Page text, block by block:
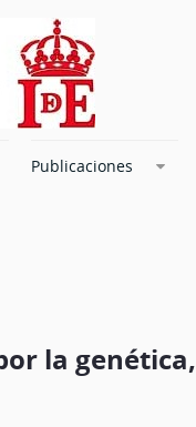
Publicaciones
la genética,